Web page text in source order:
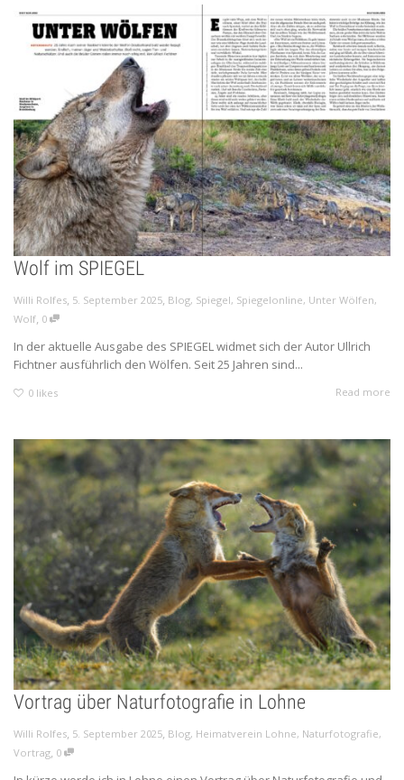
Wolf im SPIEGEL
Willi Rolfes 5. September 2025 Blog, Spiegel, Spiegelonline, Unter Wölfen,
Wolf 0
In der aktuelle Ausgabe des SPIEGEL widmet sich der Autor Ullrich
Fichtner ausführlich den Wölfen. Seit 25 Jahren sind...
0 likes Read more
Vortrag über Naturfotografie in Lohne
Willi Rolfes, 5. September 2025, Blog, Heimatverein Lohne, Naturfotografie,
Vortrag, 0